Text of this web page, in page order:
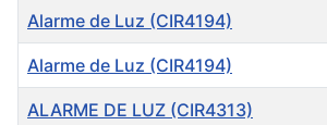
Alarme de Luz (CIR4194)
Alarme de Luz (CIR4194)
ALARME DE LUZ (CIR4313)